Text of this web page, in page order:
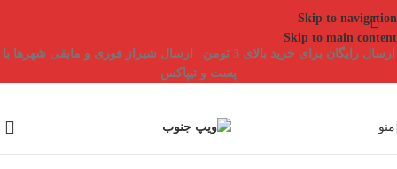
Skip to navigation
Skip to main content
ارسال رایگان برای خرید بالای 3 تومن | ارسال شیراز فوری و مابقی شهرها با
پست و تیپاکس
منو